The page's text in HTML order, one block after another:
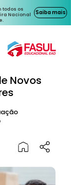
todos os
Nacional
Saiba mais
Novos